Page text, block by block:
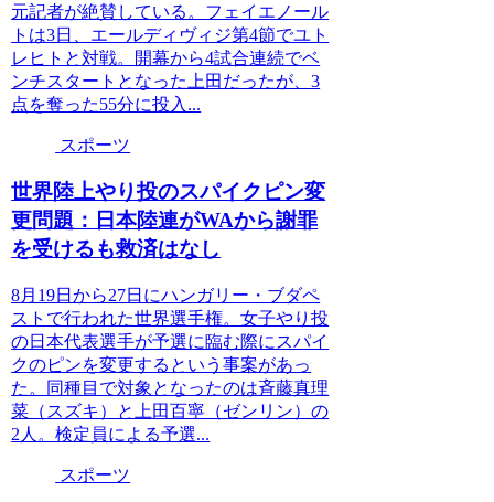
元記者が絶賛している。フェイエノール
トは3日、エールディヴィジ第4節でユト
レヒトと対戦。開幕から4試合連続でベ
ンチスタートとなった上田だったが、3
点を奪った55分に投入...
スポーツ
世界陸上やり投のスパイクピン変
更問題：日本陸連がWAから謝罪
を受けるも救済はなし
8月19日から27日にハンガリー・ブダペ
ストで行われた世界選手権。女子やり投
の日本代表選手が予選に臨む際にスパイ
クのピンを変更するという事案があっ
た。同種目で対象となったのは斉藤真理
菜（スズキ）と上田百寧（ゼンリン）の
2人。検定員による予選...
スポーツ